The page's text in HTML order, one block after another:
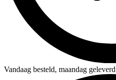
Vandaag besteld, maandag geleverd